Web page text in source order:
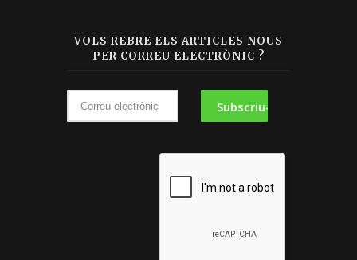
VOLS REBRE ELS ARTICLES NOUS
PER CORREU ELECTRÒNIC ?